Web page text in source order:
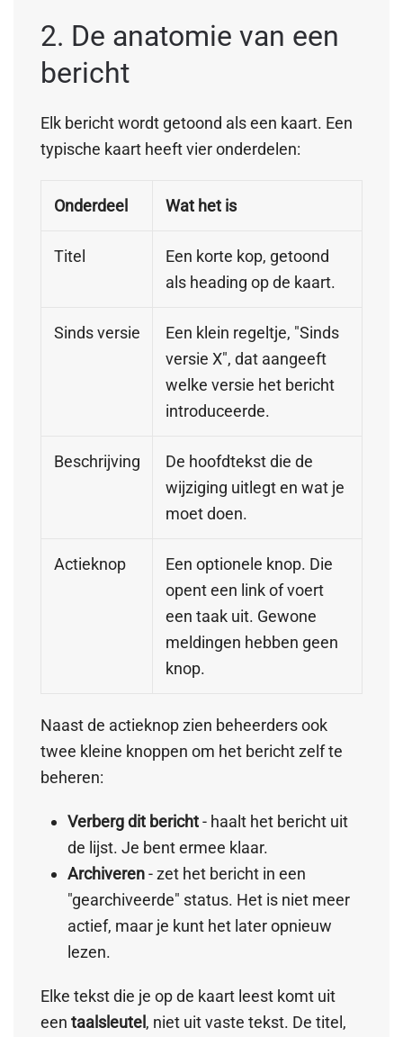
2. De anatomie van een
bericht
Elk bericht wordt getoond als een kaart. Een
typische kaart heeft vier onderdelen:
Onderdeel Wat het is
Titel
Een korte kop, getoond
als heading op de kaart.
Sinds versie
Een klein regeltje, "Sinds
versie X", dat aangeeft
welke versie het bericht
introduceerde.
Beschrijving
De hoofdtekst die de
wijziging uitlegt en wat je
moet doen.
Actieknop
Een optionele knop. Die
opent een link of voert
een taak uit. Gewone
meldingen hebben geen
knop.
Naast de actieknop zien beheerders ook
twee kleine knoppen om het bericht zelf te
beheren:
Verberg dit bericht- haalt het bericht uit
de lijst. Je bent ermee klaar.
Archiveren- zet het bericht in een
"gearchiveerde" status. Het is niet meer
actief, maar je kunt het later opnieuw
lezen.
Elke tekst die je op de kaart leest komt uit
een taalsleutel , niet uit vaste tekst. De titel,